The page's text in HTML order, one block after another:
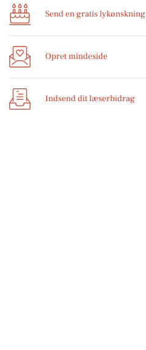
Send en gratis lykønskning
Opret mindeside
Indsend dit læserbidrag